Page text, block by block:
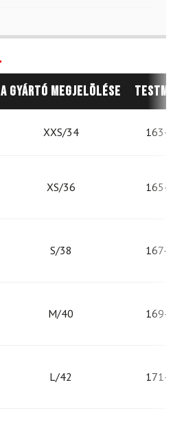
A gyártó megjelölése
XXS/34 163-
XS/36 165-
S/38 167-
M/40 169-
L/42 171-